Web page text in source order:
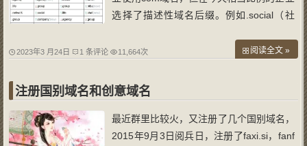
选择了描述性域名后缀。例如.social（社
型的域名允许用户展现更加真实的数字身
述性域名领域，
2023年3 月24日 1 条评论 11,664次 阅读全文 »
注册国别域名和创意域名
最近群里比较火，又注册了几个国别域名，
2015年9月3日阅兵日，注册了faxi.si，fanf